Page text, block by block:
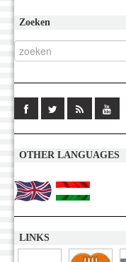
Zoeken
OTHER LANGUAGES
LINKS